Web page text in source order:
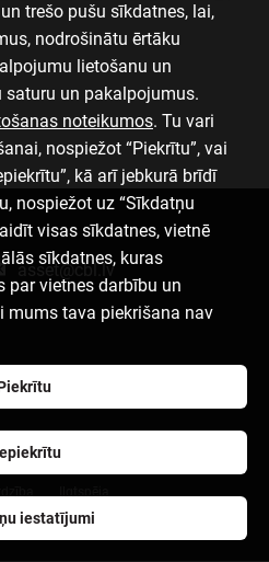
trešo pušu sīkdatnes, lai,
nodrošinātu ērtāku
lietošanu un
saturu un pakalpojumus.
noteikumos. Tu vari
nospiežot “Piekrītu”, vai
kā arī jebkurā brīdī
nospiežot uz “Sīkdatņu
visas sīkdatnes, vietnē
sīkdatnes, kuras
par vietnes darbību un
mums tava piekrišana nav
iestatījumi
asset@cbl.lv